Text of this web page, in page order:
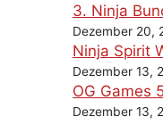
3. Ninja
Dezember 20,
Ninja Spirit
Dezember 13,
OG Games
Dezember 13,